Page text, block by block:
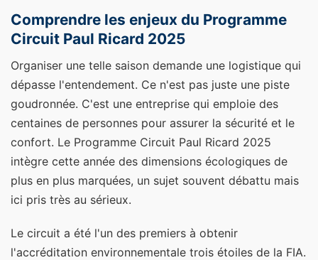
Comprendre les enjeux du Programme
Circuit Paul Ricard 2025
Organiser une telle saison demande une logistique qui
dépasse l'entendement. Ce n'est pas juste une piste
goudronnée. C'est une entreprise qui emploie des
centaines de personnes pour assurer la sécurité et le
confort. Le Programme Circuit Paul Ricard 2025
intègre cette année des dimensions écologiques de
plus en plus marquées, un sujet souvent débattu mais
ici pris très au sérieux.
Le circuit a été l'un des premiers à obtenir
l'accréditation environnementale trois étoiles de la FIA.